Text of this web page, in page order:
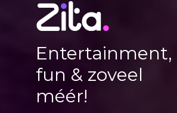
Entertainment,
fun & zoveel
méér!